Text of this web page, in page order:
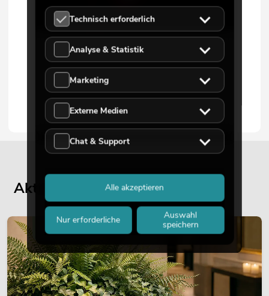
Aktuelle Blogbeiträge
DEKORATION
Technisch erforderlich
Analyse & Statistik
Marketing
Externe Medien
Chat & Support
Nur erforderliche
Auswahl
speichern
Alle akzeptieren